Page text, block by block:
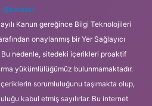
@karabul
Kanun gereğince Bilgi Teknolojileri
onaylanmış bir Yer Sağlayıcı
nedenle, sitedeki içerikleri proaktif
yükümlülüğümüz bulunmamaktadır.
sorumluluğunu taşımakta olup,
kabul etmiş sayılırlar. Bu internet